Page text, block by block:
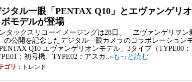
タル一眼「PENTAX Q10」とエヴァンゲリ
ボモデルが登場
タックスリコーイメージングは28日、「ヱヴァンゲリヲン
の公開を記念したデジタル一眼カメラのコラボレーション
PENTAX Q10 エヴァンゲリオンモデル」3タイプ（TYPE00：
：初号機、TYPE02：アスカ..»もっと読む
ゴリ： トレンド